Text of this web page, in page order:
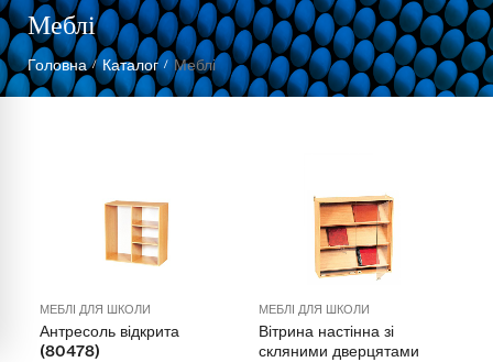
STEM
Біологія
Медичні тренажери та манекени
Мультимедійне обладнання
Меблі
Головна / Каталог / Меблі
МЕБЛІ ДЛЯ ШКОЛИ
Антресоль відкрита
(80478)
МЕБЛІ ДЛЯ ШКОЛИ
Вітрина настінна зі
скляними дверцятами